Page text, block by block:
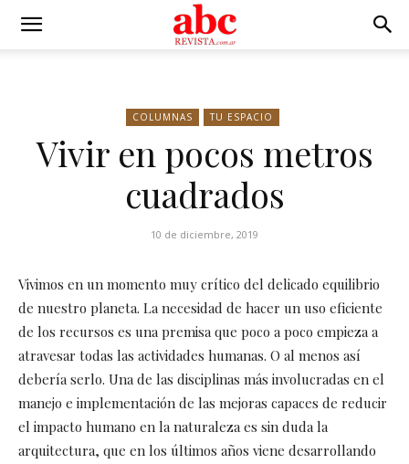
COLUMNAS TU ESPACIO
Vivir en pocos metros
cuadrados
10 de diciembre, 2019
Vivimos en un momento muy crítico del delicado equilibrio
de nuestro planeta. La necesidad de hacer un uso eficiente
de los recursos es una premisa que poco a poco empieza a
atravesar todas las actividades humanas. O al menos así
debería serlo. Una de las disciplinas más involucradas en el
manejo e implementación de las mejoras capaces de reducir
el impacto humano en la naturaleza es sin duda la
arquitectura, que en los últimos años viene desarrollando